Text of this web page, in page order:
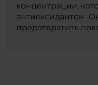
концентрации,
антиоксидантом.
предотвратить